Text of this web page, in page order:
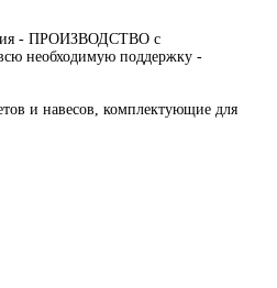
- ПРОИЗВОДСТВО с
необходимую поддержку -
и навесов, комплектующие для